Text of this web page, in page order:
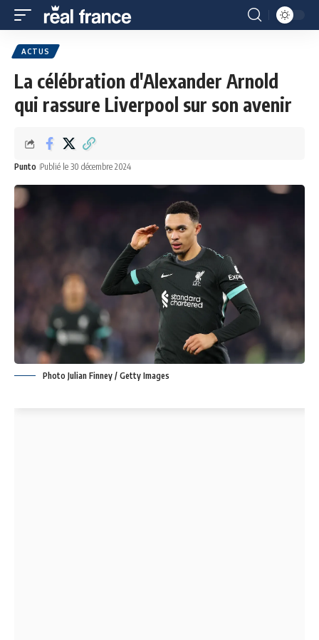
ACTUS
La célébration d'Alexander Arnold
qui rassure Liverpool sur son avenir
Punto Publié le 30 décembre 2024
Photo Julian Finney / Getty Images